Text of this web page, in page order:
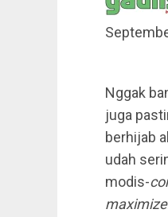
Nggak
juga
berhijab
udah
modis-
maximize